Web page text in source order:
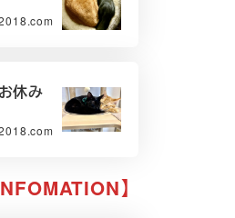
休み
】